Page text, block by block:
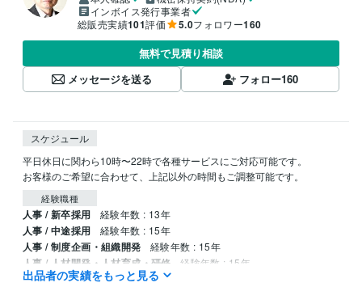
インボイス発行事業者
総販売実績101評価 5.0フォロワー160
無料で見積り相談
メッセージを送る
フォロー160
スケジュール
平日休日に関わら10時〜22時で各種サービスにご対応可能です。
お客様のご希望に合わせて、上記以外の時間もご調整可能です。
経験職種
人事 / 新卒採用 経験年数 : 13年
人事 / 中途採用 経験年数 : 15年
人事 / 制度企画・組織開発 経験年数 : 15年
人事 / 人材開発・人材育成・研修 経験年数 : 15年
生産・品質管理 / 生産技術・製造技術
出品者の実績をもっと見る